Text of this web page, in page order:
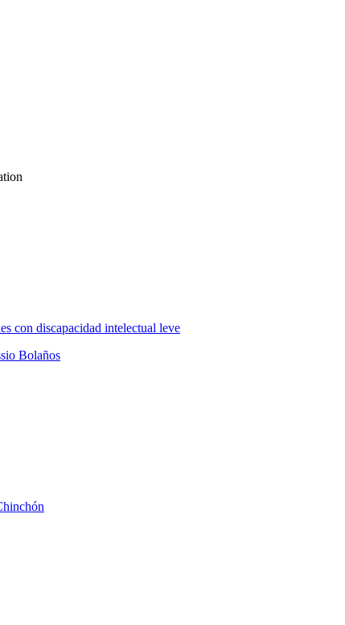
con discapacidad intelectual leve
Bolaños